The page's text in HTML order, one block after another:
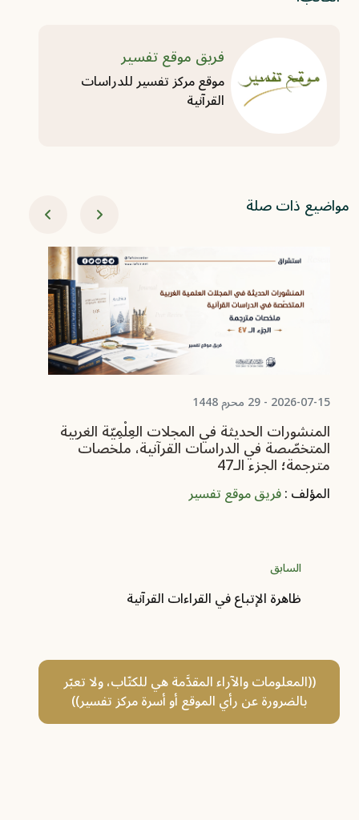
فريق موقع تفسير
موقع مركز تفسير للدراسات
القرآنية
مواضيع ذات صلة
2026-07-15 - 29 محرم 1448
المنشورات الحديثة في المجلات العِلْمِيّة الغربية
المتخصّصة في الدراسات القرآنية، ملخصات
مترجمة؛ الجزء الـ47
المؤلف :فريق موقع تفسير
السابق
ظاهرة الإتباع في القراءات القرآنية
((المعلومات والآراء المقدَّمة هي للكتّاب، ولا تعبّر
بالضرورة عن رأي الموقع أو أسرة مركز تفسير))